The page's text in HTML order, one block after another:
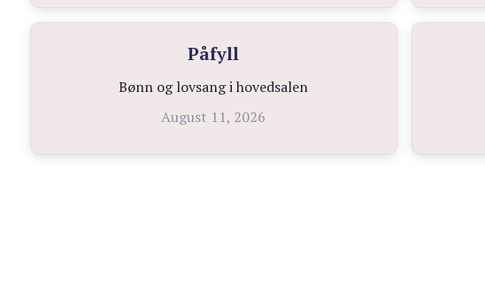
Påfyll
Bønn og lovsang i hovedsalen
August 11, 2026